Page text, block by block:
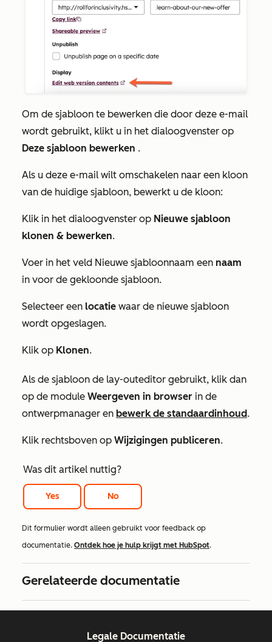
Om de sjabloon te bewerken die door deze e-mail
wordt gebruikt, klikt u in het dialoogvenster op
Deze sjabloon bewerken .
Als u deze e-mail wilt omschakelen naar een kloon
van de huidige sjabloon, bewerkt u de kloon:
Klik in het dialoogvenster op Nieuwe sjabloon
klonen & bewerken.
Voer in het veld Nieuwe sjabloonnaam een naam
in voor de gekloonde sjabloon.
Selecteer een locatie waar de nieuwe sjabloon
wordt opgeslagen.
Klik op Klonen.
Als de sjabloon de lay-outeditor gebruikt, klik dan
op de module Weergeven in browser in de
ontwerpmanager en bewerk de standaardinhoud.
Klik rechtsboven op Wijzigingen publiceren.
Was dit artikel nuttig?
Yes No
Dit formulier wordt alleen gebruikt voor feedback op
documentatie. Ontdek hoe je hulp krijgt met HubSpot.
Gerelateerde documentatie
Legale Documentatie